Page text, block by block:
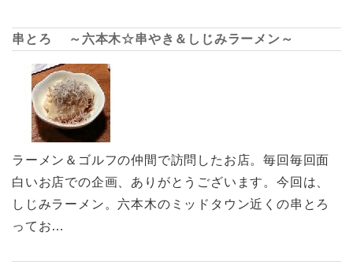
串とろ ～六本木☆串やき＆しじみラーメン～
ラーメン＆ゴルフの仲間で訪問したお店。毎回毎回面
白いお店での企画、ありがとうございます。今回は、
しじみラーメン。六本木のミッドタウン近くの串とろ
ってお…